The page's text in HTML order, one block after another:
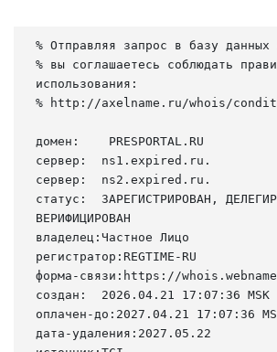
% Отправляя запрос в базу данных
% вы соглашаетесь соблюдать
использования:
% http://axelname.ru/whois/
домен:    PRESPORTAL.RU
сервер:  ns1.expired.ru.
сервер:  ns2.expired.ru.
статус:  ЗАРЕГИСТРИРОВАН,
ВЕРИФИЦИРОВАН
владелец:Частное Лицо
регистратор:REGTIME-RU
форма-связи:https://
создан:  2026.04.21 17:07:36 MSK
оплачен-до:2027.04.21 17:07:36
дата-удаления:2027.05.22